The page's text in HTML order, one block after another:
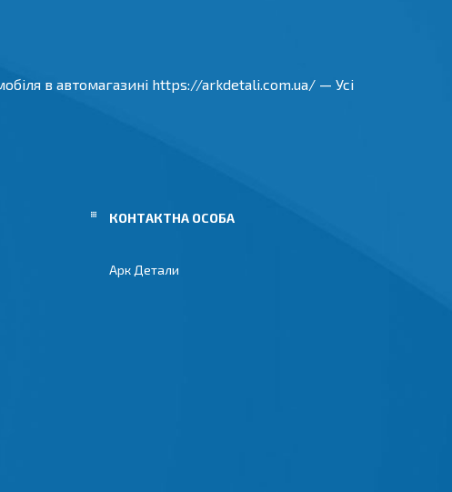
в автомагазині https://arkdetali.com.ua/ — Усі
Арк Детали